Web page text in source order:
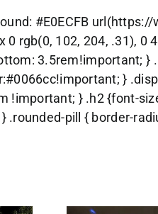
#E0ECFB
0 rgb(0, 102, 204, .31),
3.5rem!important; }
}
!important; } .h2 {font-
pill { border-